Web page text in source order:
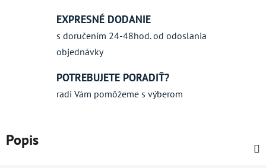
EXPRESNÉ DODANIE
s doručením 24-48hod. od odoslania
objednávky
POTREBUJETE PORADIŤ?
radi Vám pomôžeme s výberom
Popis